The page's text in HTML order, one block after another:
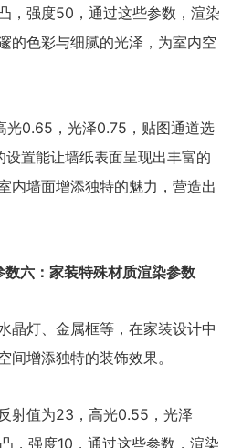
，强度50，通过这些参数，渲染
的色彩与细腻的光泽，为室内空
光0.65，光泽0.75，贴图通道选
置能让墙纸表面呈现出丰富的
内墙面增添独特的魅力，营造出
六：家装特殊材质渲染参数
晶灯、金属框等，在家装设计中
间增添独特的装饰效果。
射值为23，高光0.55，光泽
，强度10，通过这些参数，渲染